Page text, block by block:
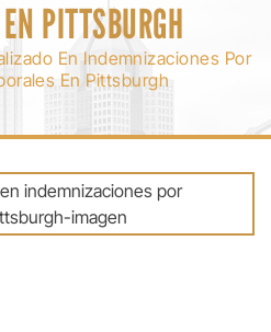
PITTSBURGH
En Indemnizaciones Por
En Pittsburgh